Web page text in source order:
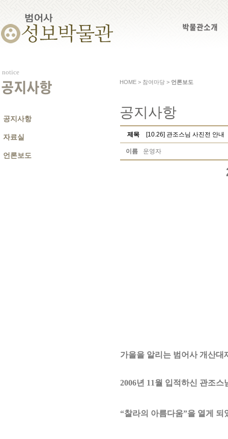
박물관소개
notice
공지사항
공지사항
자료실
언론보도
HOME > 참여마당 > 언론보도
공지사항
제목 [10.26] 관조스님 사진전 안내
이름 운영자
가을을 알리는 범어사 개산
2006년 11월 입적하신 관조스
“찰라의 아름다움”을 열게 되